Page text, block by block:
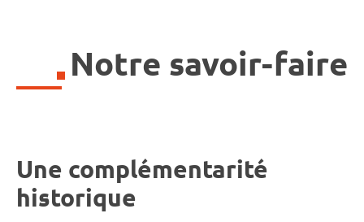
Notre savoir-faire
Une complémentarité
historique